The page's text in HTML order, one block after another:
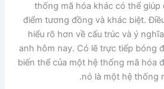
thống mã hóa khác có thể giúp
điểm tương đồng và khác biệt.
hiểu rõ hơn về cấu trúc và ý
anh hôm nay. Có lẽ trực tiếp bóng
biến thể của một hệ thống mã hóa
nó là một hệ thống